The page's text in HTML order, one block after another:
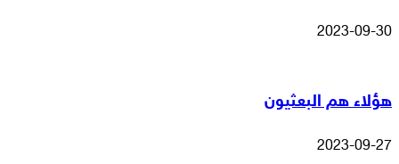
2023-09-30
هؤلاء هم البعثيون
2023-09-27